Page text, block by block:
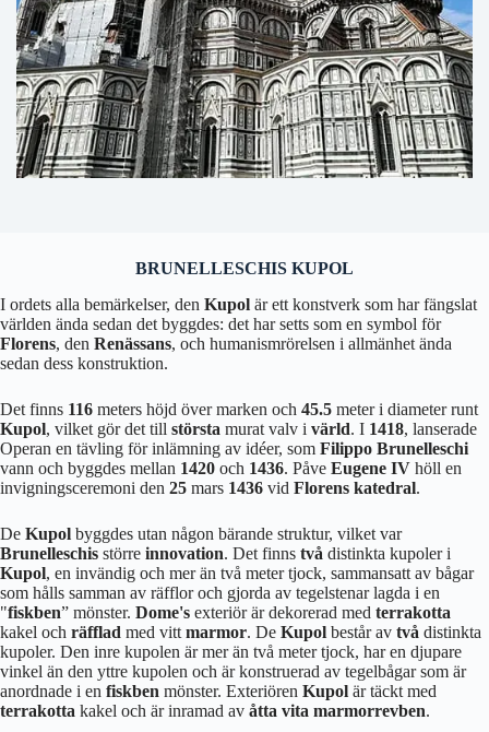
BRUNELLESCHIS KUPOL
I ordets alla bemärkelser, den Kupol är ett konstverk som har fängslat
världen ända sedan det byggdes: det har setts som en symbol för
Florens, den Renässans, och humanismrörelsen i allmänhet ända
sedan dess konstruktion.
Det finns 116 meters höjd över marken och 45.5 meter i diameter runt
Kupol, vilket gör det till största murat valv i värld. I 1418, lanserade
Operan en tävling för inlämning av idéer, som Filippo Brunelleschi
vann och byggdes mellan 1420 och 1436. Påve Eugene IV höll en
invigningsceremoni den 25 mars 1436 vid Florens katedral.
De Kupol byggdes utan någon bärande struktur, vilket var
Brunelleschis större innovation. Det finns två distinkta kupoler i
Kupol, en invändig och mer än två meter tjock, sammansatt av bågar
som hålls samman av räfflor och gjorda av tegelstenar lagda i en
"fiskben” mönster. Dome's exteriör är dekorerad med terrakotta
kakel och räfflad med vitt marmor. De Kupol består av två distinkta
kupoler. Den inre kupolen är mer än två meter tjock, har en djupare
vinkel än den yttre kupolen och är konstruerad av tegelbågar som är
anordnade i en fiskben mönster. Exteriören Kupol är täckt med
terrakotta kakel och är inramad av åtta vita marmorrevben.